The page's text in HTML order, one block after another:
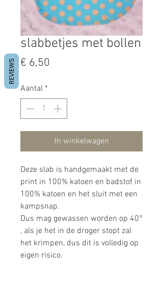
slabbetjes met bollen
€ 6,50
Aantal *
In winkelwagen
Deze slab is handgemaakt met de
print in 100% katoen en badstof in
100% katoen en het sluit met een
kampsnap.
Dus mag gewassen worden op 40°
, als je het in de droger stopt zal
het krimpen, dus dit is volledig op
eigen risico.
REVIEWS